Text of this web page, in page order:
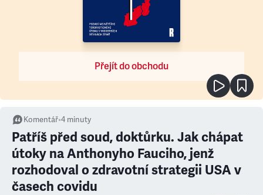
Přejít do obchodu
Komentář•4 minuty
Patříš před soud, doktůrku. Jak chápat
útoky na Anthonyho Fauciho, jenž
rozhodoval o zdravotní strategii USA v
časech covidu